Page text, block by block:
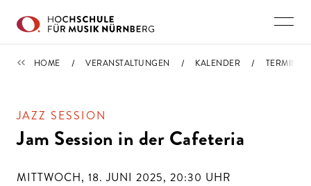
TERMINE
HOME VERANSTALTUNGEN KALENDER TERMIN
JAZZ SESSION
Jam Session in der Cafeteria
MITTWOCH, 18. JUNI 2025, 20:30 UHR